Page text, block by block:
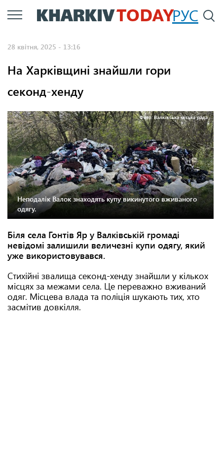
Перейти
до
РУС
28 квітня, 2025 - 13:16
На Харківщині знайшли гори
секонд-хенду
Фото: Валківська міська рада.
Неподалік Валок знаходять купу викинутого вживаного
одягу.
Біля села Гонтів Яр у Валківській громаді
невідомі залишили величезні купи одягу, який
уже використовувався.
Стихійні звалища секонд-хенду знайшли у кількох
місцях за межами села. Це переважно вживаний
одяг. Місцева влада та поліція шукають тих, хто
засмітив довкілля.